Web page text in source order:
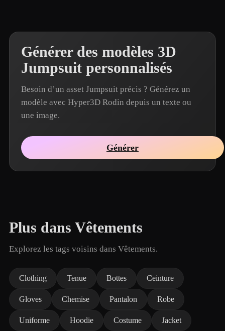
Générer des modèles 3D
Jumpsuit personnalisés
Besoin d’un asset Jumpsuit précis ? Générez un
modèle avec Hyper3D Rodin depuis un texte ou
une image.
Générer
Plus dans Vêtements
Explorez les tags voisins dans Vêtements.
Clothing Tenue Bottes Ceinture
Gloves Chemise Pantalon Robe
Uniforme Hoodie Costume Jacket